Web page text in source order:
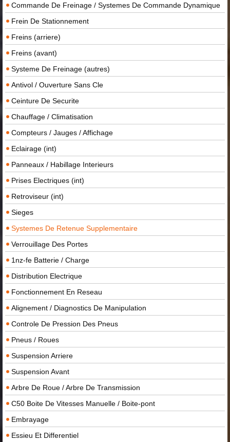
Commande De Freinage / Systemes De Commande Dynamique
Frein De Stationnement
Freins (arriere)
Freins (avant)
Systeme De Freinage (autres)
Antivol / Ouverture Sans Cle
Ceinture De Securite
Chauffage / Climatisation
Compteurs / Jauges / Affichage
Eclairage (int)
Panneaux / Habillage Interieurs
Prises Electriques (int)
Retroviseur (int)
Sieges
Systemes De Retenue Supplementaire
Verrouillage Des Portes
1nz-fe Batterie / Charge
Distribution Electrique
Fonctionnement En Reseau
Alignement / Diagnostics De Manipulation
Controle De Pression Des Pneus
Pneus / Roues
Suspension Arriere
Suspension Avant
Arbre De Roue / Arbre De Transmission
C50 Boite De Vitesses Manuelle / Boite-pont
Embrayage
Essieu Et Differentiel